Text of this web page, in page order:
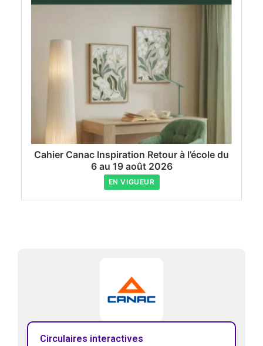
Cahier Canac Inspiration Retour à l’école du
6 au 19 août 2026
EN VIGUEUR
Circulaires interactives